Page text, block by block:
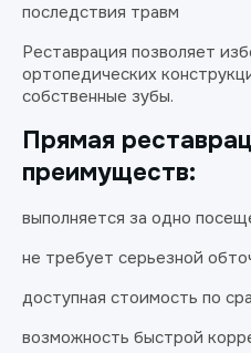
последствия травм
Реставрация позволяет
ортопедических
собственные зубы.
Прямая
преимуществ:
выполняется за одно
не требует серьезной
доступная стоимость по
возможность быстрой